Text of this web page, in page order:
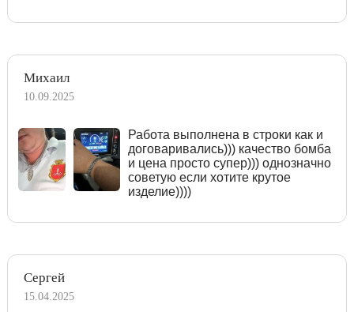
Михаил
10.09.2025
Работа выполнена в строки как и
договаривались))) качество бомба
и цена просто супер))) однозначно
советую если хотите крутое
изделие))))
Сергей
15.04.2025